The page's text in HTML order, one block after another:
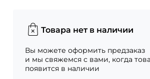
Товара нет в наличии
Вы можете оформить предзаказ
и мы свяжемся с вами, когда
появится в наличии